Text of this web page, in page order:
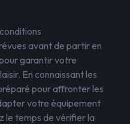
avant de partir en
garantir votre
En connaissant les
pour affronter les
votre équipement
le temps de vérifier la